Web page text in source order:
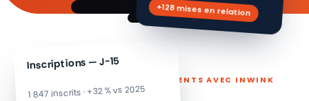
Inscriptions — J-15
1 847 inscrits · +32 % vs 2025
+128 mises en relation
ILS PILOTENT LEURS ÉVÉNEMENTS AVEC INWINK